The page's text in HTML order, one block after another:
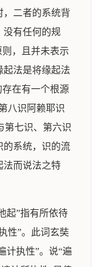
，二者的系统背
没有任何的规
，且并未表示
起法是将缘起法
在有一个根源
八识阿赖耶识
第七识、第六识
的系统，识的流
法而说法之特
起”指有所依待
性”。此词玄奘
计执性”。说“遍